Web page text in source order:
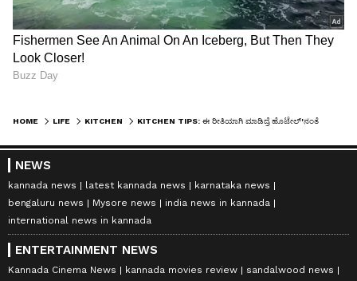
HOME LIFE KITCHEN
NEWS
kannada news latest kannada news
karnataka news
bengaluru news
Mysore news
india news in kannada
international news in kannada
ENTERTAINMENT NEWS
Kannada Cinema News kannada movies review
sandalwood news